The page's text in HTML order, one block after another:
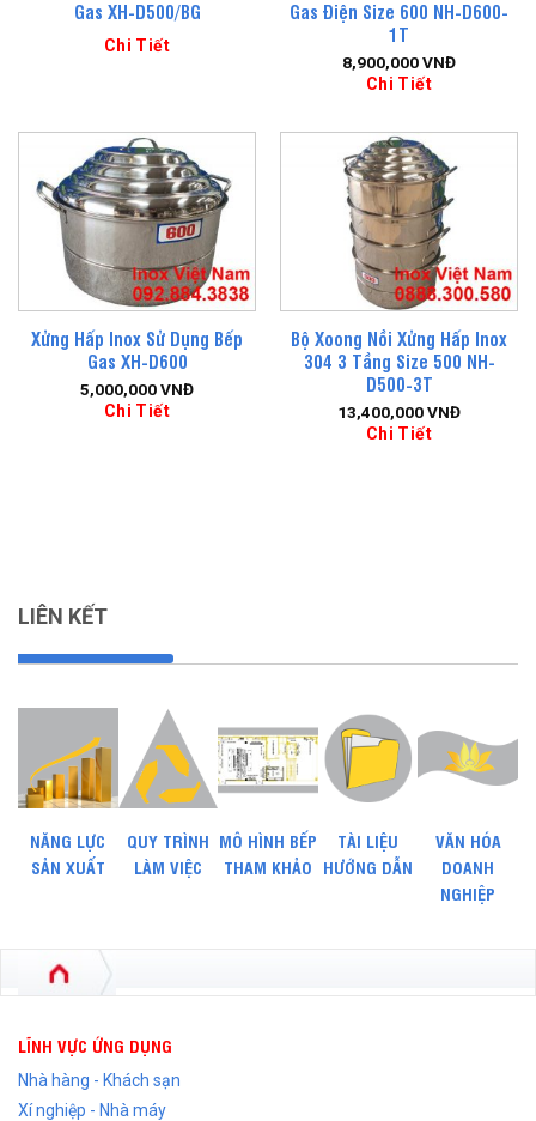
Gas XH-D500/BG
Chi Tiết
Gas Điện Size 600 NH-D600-
1T
8,900,000VNĐ
Chi Tiết
Xửng Hấp Inox Sử Dụng Bếp
Gas XH-D600
5,000,000VNĐ
Chi Tiết
Bộ Xoong Nồi Xửng Hấp Inox
304 3 Tầng Size 500 NH-
D500-3T
13,400,000VNĐ
Chi Tiết
LIÊN KẾT
NĂNG LỰC
SẢN XUẤT
QUY TRÌNH
LÀM VIỆC
MÔ HÌNH BẾP
THAM KHẢO
TÀI LIỆU
HƯỚNG DẪN
VĂN HÓA
DOANH
NGHIỆP
LĨNH VỰC ỨNG DỤNG
Nhà hàng - Khách sạn
Xí nghiệp - Nhà máy